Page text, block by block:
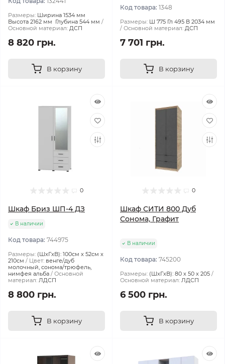
Размеры: Ширина 1534 мм
Высота 2162 мм Глубина 544 мм
Основной материал: ДСП
8 820 грн.
В корзину
Код товара: 1348
Размеры: Ш 775 Гл 495 В 2034 мм
Основной материал: ДСП
7 701 грн.
В корзину
0
Шкаф Бриз ШП-4 ДЗ
В наличии
Код товара: 744975
Размеры: (ШxГxВ): 100см x 52см x
210см
Цвет: венге/дуб
молочный, сонома/трюфель,
нимфея альба
Основной
материал: ЛДСП
8 800 грн.
В корзину
0
Шкаф СИТИ 800 Дуб
Сонома, Графит
В наличии
Код товара: 745200
Размеры: (ШxГxВ): 80 x 50 x 205
Основной материал: ЛДСП
6 500 грн.
В корзину